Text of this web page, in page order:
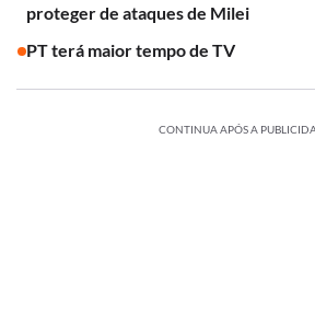
proteger de ataques de Milei
PT terá maior tempo de TV
CONTINUA APÓS A